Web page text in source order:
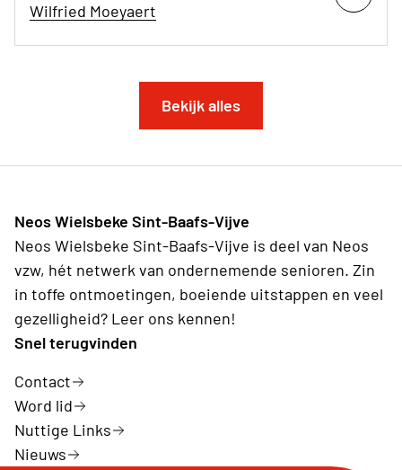
Wilfried Moeyaert
Bekijk alles
Neos Wielsbeke Sint-Baafs-Vijve
Neos Wielsbeke Sint-Baafs-Vijve is deel van Neos
vzw, hét netwerk van ondernemende senioren. Zin
in toffe ontmoetingen, boeiende uitstappen en veel
gezelligheid? Leer ons kennen!
Snel terugvinden
Contact
Word lid
Nuttige Links
Nieuws